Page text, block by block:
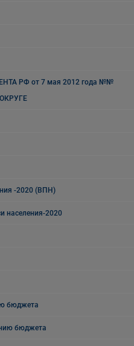
РФ от 7 мая 2012 года №№
-2020 (ВПН)
населения-2020
бюджета
бюджета